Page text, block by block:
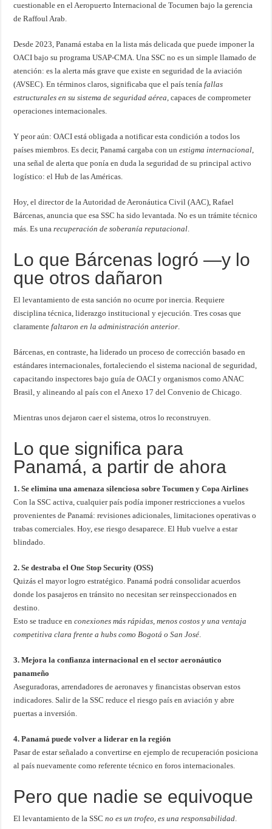
cuestionable en el Aeropuerto Internacional de Tocumen bajo la gerencia
de Raffoul Arab.
Desde 2023, Panamá estaba en la lista más delicada que puede imponer la
OACI bajo su programa USAP-CMA. Una SSC no es un simple llamado de
atención: es la alerta más grave que existe en seguridad de la aviación
(AVSEC). En términos claros, significaba que el país teníafallas
estructurales en su sistema de seguridad aérea, capaces de comprometer
operaciones internacionales.
Y peor aún: OACI está obligada a notificar esta condición a todos los
países miembros. Es decir, Panamá cargaba con unestigma internacional,
una señal de alerta que ponía en duda la seguridad de su principal activo
logístico: el Hub de las Américas.
Hoy, el director de la Autoridad de Aeronáutica Civil (AAC), Rafael
Bárcenas, anuncia que esa SSC ha sido levantada. No es un trámite técnico
más. Es unarecuperación de soberanía reputacional.
Lo que Bárcenas logró —y lo
que otros dañaron
El levantamiento de esta sanción no ocurre por inercia. Requiere
disciplina técnica, liderazgo institucional y ejecución. Tres cosas que
claramentefaltaron en la administración anterior.
Bárcenas, en contraste, ha liderado un proceso de corrección basado en
estándares internacionales, fortaleciendo el sistema nacional de seguridad,
capacitando inspectores bajo guía de OACI y organismos como ANAC
Brasil, y alineando al país con el Anexo 17 del Convenio de Chicago.
Mientras unos dejaron caer el sistema, otros lo reconstruyen.
Lo que significa para
Panamá, a partir de ahora
1. Se elimina una amenaza silenciosa sobre Tocumen y Copa Airlines
Con la SSC activa, cualquier país podía imponer restricciones a vuelos
provenientes de Panamá: revisiones adicionales, limitaciones operativas o
trabas comerciales. Hoy, ese riesgo desaparece. El Hub vuelve a estar
blindado.
2. Se destraba el One Stop Security (OSS)
Quizás el mayor logro estratégico. Panamá podrá consolidar acuerdos
donde los pasajeros en tránsito no necesitan ser reinspeccionados en
destino.
Esto se traduce enconexiones más rápidas, menos costos y una ventaja
competitiva clara frente a hubs como Bogotá o San José.
3. Mejora la confianza internacional en el sector aeronáutico
panameño
Aseguradoras, arrendadores de aeronaves y financistas observan estos
indicadores. Salir de la SSC reduce el riesgo país en aviación y abre
puertas a inversión.
4. Panamá puede volver a liderar en la región
Pasar de estar señalado a convertirse en ejemplo de recuperación posiciona
al país nuevamente como referente técnico en foros internacionales.
Pero que nadie se equivoque
El levantamiento de la SSCno es un trofeo, es una responsabilidad.